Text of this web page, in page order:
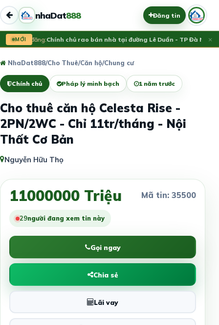
nhaDat888 Đăng tin
MỚI
Vừa đăng:Chính chủ rao bán nhà tại đường Lê Duẩn - TP Đà Nẵng;
×
NhaDat888/Cho Thuê/Căn hộ/Chung cư
Chính chủ Pháp lý minh bạch 1 năm trước
Cho thuê căn hộ Celesta Rise -
2PN/2WC - Chỉ 11tr/tháng - Nội
Thất Cơ Bản
Nguyễn Hữu Thọ
11000000 Triệu Mã tin: 35500
29người đang xem tin này
Gọi ngay
Chia sẻ
Lãi vay